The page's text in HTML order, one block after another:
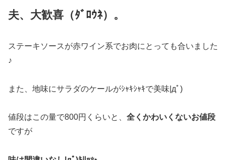
夫、 大歓喜（ﾀﾞﾛｳﾈ）。
ステーキソースが赤ワイン系でお肉にとっても合いました
♪
また、地味にサラダのケールがｼｬｷｼｬｷで美味|дﾟ)
値段はこの量で800円くらいと、 全くかわいくないお値段
ですが